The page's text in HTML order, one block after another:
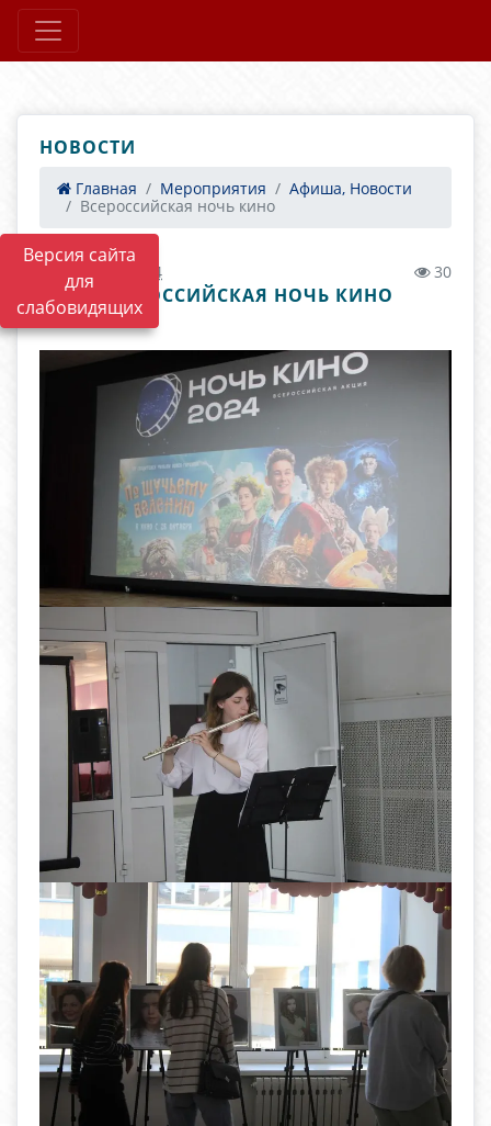
Версия сайта
для
слабовидящих
НОВОСТИ
Главная Мероприятия
Афиша, Новости
Всероссийская ночь кино
05.09.2024 10:24 30
ВСЕРОССИЙСКАЯ НОЧЬ КИНО